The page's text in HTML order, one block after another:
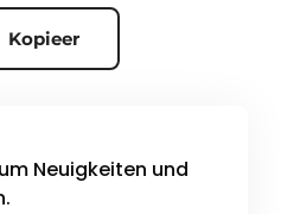
Kopieer
Neuigkeiten und